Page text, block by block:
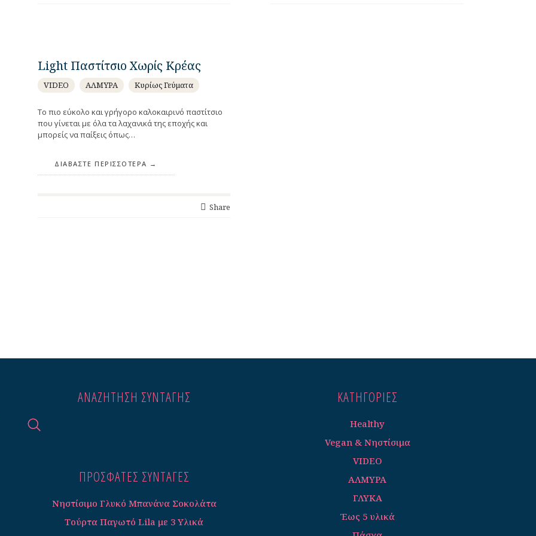
Light Παστίτσιο Χωρίς Κρέας
VIDEO ΑΛΜΥΡΑ Κυρίως Γεύματα
Το πιο εύκολο και γρήγορο καλοκαιρινό παστίτσιο
που γίνεται με όλα τα λαχανικά της εποχής και
μπορείς να παίξεις όπως…
ΔΙΑΒΆΣΤΕ ΠΕΡΙΣΣΌΤΕΡΑ
Share
ΑΝΑΖΉΤΗΣΗ ΣΥΝΤΑΓΉΣ
ΠΡΟΣΦΑΤΕΣ ΣΥΝΤΑΓΈΣ
Νηστίσιμο Γλυκό Μπανάνα Σοκολάτα
Τούρτα Παγωτό Lila με 3 Υλικά
ΚΑΤΗΓΟΡΊΕΣ
Healthy
Vegan & Νηστίσιμα
VIDEO
ΑΛΜΥΡΑ
ΓΛΥΚΑ
Έως 5 υλικά